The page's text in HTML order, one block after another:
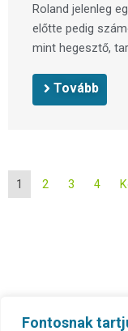
Fontosnak
Roland jelenleg
előtte pedig
mint hegesztő,
Tovább
1 2 3 4